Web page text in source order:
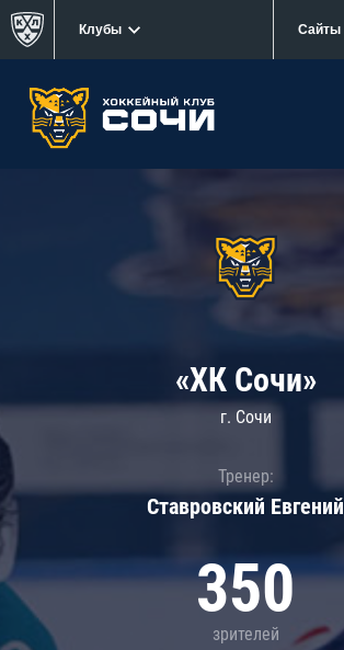
Клубы Сайты
«ХК Сочи»
г. Сочи
Тренер:
Ставровский Евгений
350
зрителей